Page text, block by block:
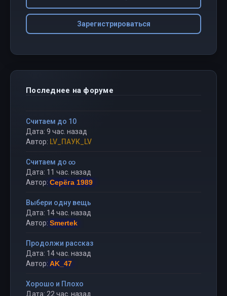
Зарегистрироваться
Последнее на форуме
Считаем до 10
Дата: 9 час. назад
Автор: LV_ПАУК_LV
Считаем до ∞
Дата: 11 час. назад
Автор: Серёга 1989
Выбери одну вещь
Дата: 14 час. назад
Автор: Smertek
Продолжи рассказ
Дата: 14 час. назад
Автор: AK_47
Хорошо и Плохо
Дата: 22 час. назад